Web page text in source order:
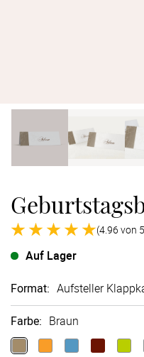
(4.96 von
Auf Lager
Format: Aufsteller
Farbe: Braun